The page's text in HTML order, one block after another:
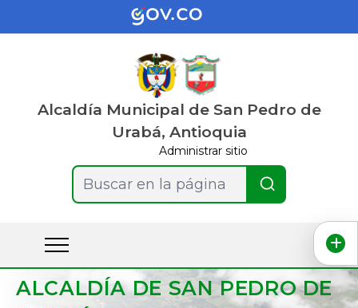
Alcaldía Municipal de San Pedro de
Urabá, Antioquia
Administrar sitio
Buscar en la página
ALCALDÍA DE SAN PEDRO DE